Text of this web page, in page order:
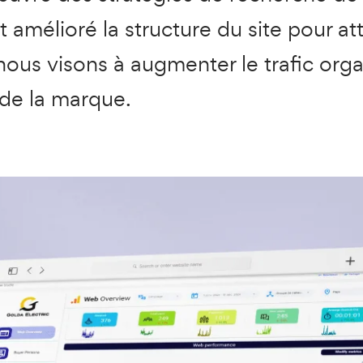
amélioré la structure du site pour
visons à augmenter le trafic
la marque.